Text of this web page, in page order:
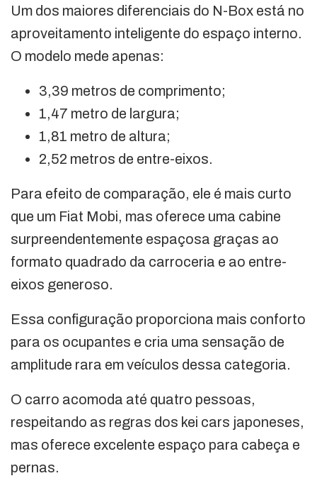
Um dos maiores diferenciais do N-Box está no
aproveitamento inteligente do espaço interno.
O modelo mede apenas:
3,39 metros de comprimento;
1,47 metro de largura;
1,81 metro de altura;
2,52 metros de entre-eixos.
Para efeito de comparação, ele é mais curto
que um Fiat Mobi, mas oferece uma cabine
surpreendentemente espaçosa graças ao
formato quadrado da carroceria e ao entre-
eixos generoso.
Essa configuração proporciona mais conforto
para os ocupantes e cria uma sensação de
amplitude rara em veículos dessa categoria.
O carro acomoda até quatro pessoas,
respeitando as regras dos kei cars japoneses,
mas oferece excelente espaço para cabeça e
pernas.